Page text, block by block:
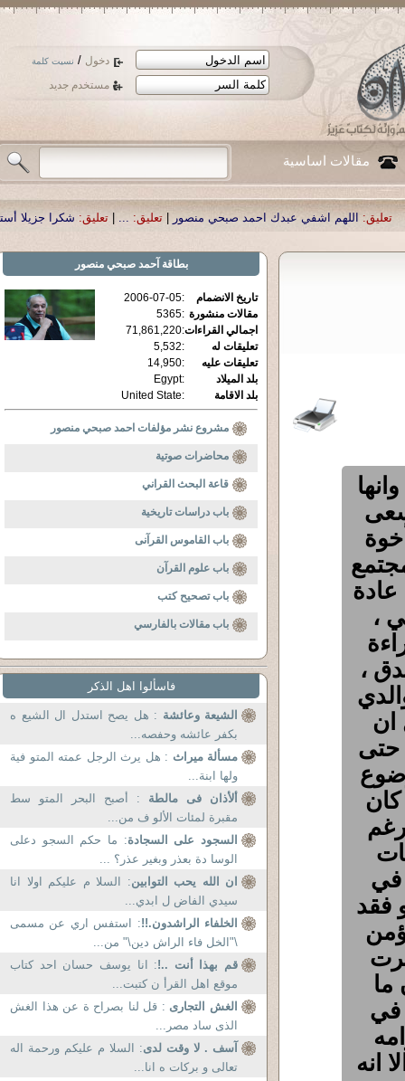
دخول / نسيت كلمة
مستخدم جديد
مقالات اساسية
اشفي عبدك احمد صبحي منصور|تعليق: ... تعليق: شكرا جزيلا أستاذ حمد
, اذ كان كذلك ، انا لي 5 أخوة
يصلي ،
،
ان
حتى
في
فقد
ما
في
انه
بطاقة آحمد صبحي منصور
تاريخ الانضمام :
2006-07-05
مقالات منشورة :
5365
اجمالي القراءات:
71,861,220
تعليقات له
:
5,532
تعليقات عليه
:
14,950
بلد الميلاد
:
Egypt
بلد الاقامة
:
United State
مشروع نشر مؤلفات احمد صبحي منصور
محاضرات صوتية
قاعة البحث القراني
باب دراسات تاريخية
باب القاموس القرآنى
باب علوم القرآن
باب تصحيح كتب
باب مقالات بالفارسي
فاسألوا اهل الذكر
الشيعة وعائشة : هل يصح استدل ال الشيع ه
بكفر عائشه وحفصه...
مسألة ميراث : هل يرث الرجل عمته المتو فية
ولها ابنة...
ألأذان فى مالطة : أصبح البحر المتو سط
مقبرة لمئات الألو ف من...
السجود على السجادة: ما حكم السجو دعلى
الوسا دة بعذر وبغير عذر؟ ...
ان الله يحب التوابين: السلا م عليكم اولا انا
سيدي الفاض ل ابدي...
الخلفاء الراشدون.!!: استفس اري عن مسمى
\"الخل فاء الراش دين\" من...
قم بهذا أنت ..!: انا يوسف حسان احد كتاب
موقع اهل القرأ ن كتبت...
الغش التجارى : قل لنا بصراح ة عن هذا الغش
الذى ساد مصر...
آسف . لا وقت لدى: السلا م عليكم ورحمة اله
تعالى و بركات ه انا...